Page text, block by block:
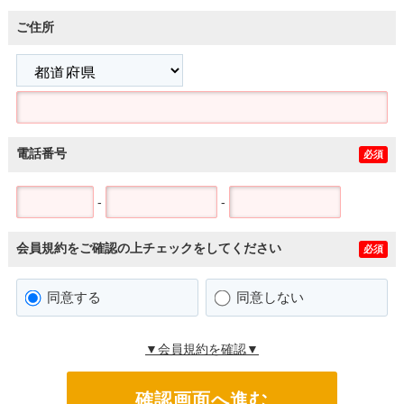
ご住所
電話番号 必須
- -
会員規約をご確認の上チェックをしてください 必須
同意する 同意しない
▼会員規約を確認▼